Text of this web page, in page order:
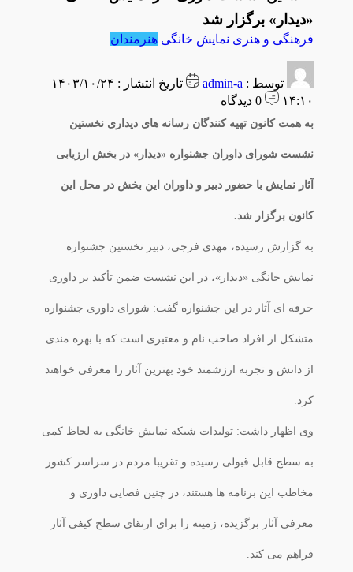
«دیدار» برگزار شد
فرهنگی و هنری نمایش خانگی هنرمندان
توسط : admin-a
تاریخ انتشار : ۱۴۰۳/۱۰/۲۴
۱۴:۱۰
به همت کانون تهیه کنندگان رسانه های دیداری نخستین
نشست شورای داوران جشنواره «دیدار» در بخش ارزیابی
آثار نمایش با حضور دبیر و داوران این بخش در محل این
کانون برگزار شد.
به گزارش رسیده، مهدی فرجی، دبیر نخستین جشنواره
نمایش خانگی «دیدار»، در این نشست ضمن تأکید بر داوری
حرفه ای آثار در این جشنواره گفت: شورای داوری جشنواره
متشکل از افراد صاحب نام و معتبری است که با بهره مندی
از دانش و تجربه ارزشمند خود بهترین آثار را معرفی خواهند
کرد.
وی اظهار داشت: تولیدات شبکه نمایش خانگی به لحاظ کمی
به سطح قابل قبولی رسیده و تقریبا مردم در سراسر کشور
مخاطب این برنامه ها هستند، در چنین فضایی داوری و
معرفی آثار برگزیده، زمینه را برای ارتقای سطح کیفی آثار
فراهم می کند.